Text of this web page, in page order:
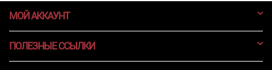
МОЙ АККАУНТ
ПОЛЕЗНЫЕ ССЫЛКИ